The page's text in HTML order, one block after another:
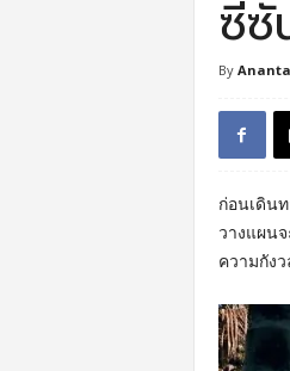
ซีซั
By
ก่อนเดิน
วางแผน
ความกัง